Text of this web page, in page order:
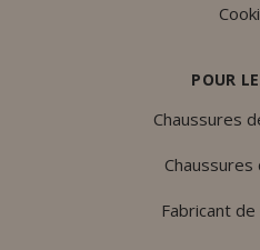
POUR
Chaussures
Fabricant